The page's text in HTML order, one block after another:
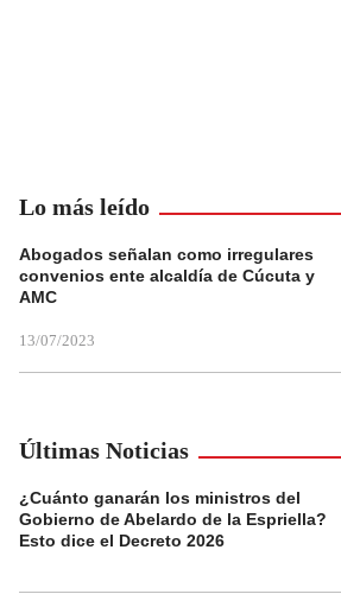
Lo más leído
Abogados señalan como irregulares
convenios ente alcaldía de Cúcuta y
AMC
13/07/2023
Últimas Noticias
¿Cuánto ganarán los ministros del
Gobierno de Abelardo de la Espriella?
Esto dice el Decreto 2026